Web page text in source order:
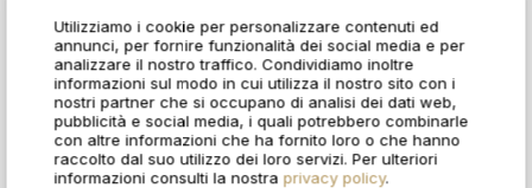
Utilizziamo i cookie per personalizzare contenuti ed
annunci, per fornire funzionalità dei social media e per
analizzare il nostro traffico. Condividiamo inoltre
informazioni sul modo in cui utilizza il nostro sito con i
nostri partner che si occupano di analisi dei dati web,
pubblicità e social media, i quali potrebbero combinarle
con altre informazioni che ha fornito loro o che hanno
raccolto dal suo utilizzo dei loro servizi. Per ulteriori
informazioni consulti la nostra privacy policy.
Email*
Website